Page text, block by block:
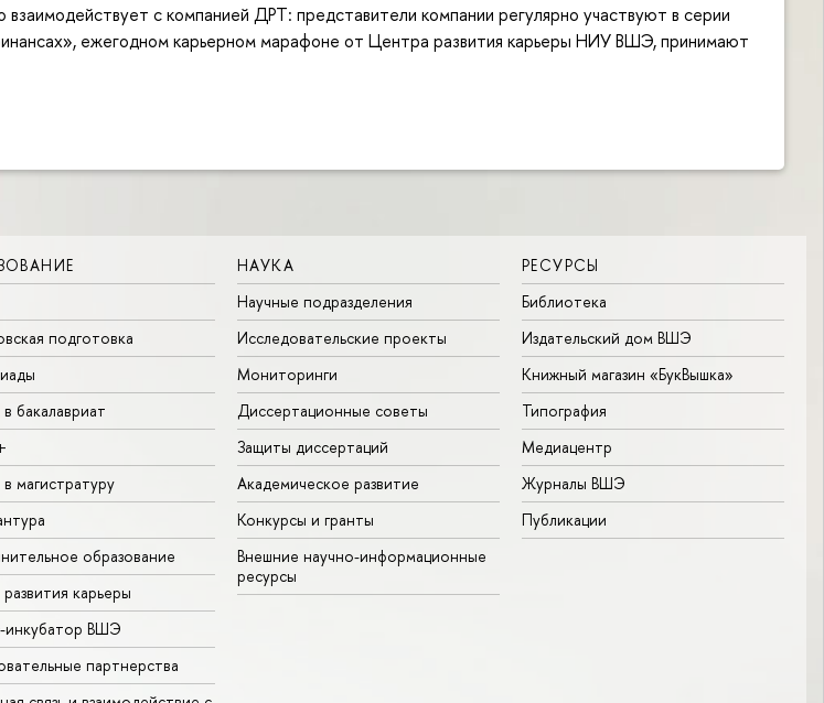
взаимодействует с компанией ДРТ: представители компании регулярно участвуют в серии
ежегодном карьерном марафоне от Центра развития карьеры НИУ ВШЭ, принимают
подготовка
бакалавриат
магистратуру
образование
карьеры
инкубатор ВШЭ
партнерства
НАУКА
Научные подразделения
Исследовательские проекты
Мониторинги
Диссертационные советы
Защиты диссертаций
Академическое развитие
Конкурсы и гранты
Внешние научно-информационные
ресурсы
РЕСУРСЫ
Библиотека
Издательский дом ВШЭ
Книжный магазин «БукВышка»
Типография
Медиацентр
Журналы ВШЭ
Публикации